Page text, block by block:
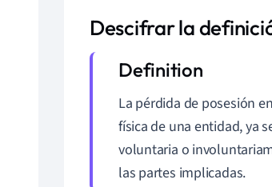
Descifrar la
La pérdida de posesión
física de una entidad, ya
voluntaria o
las partes implicadas.